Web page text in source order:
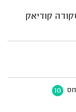
קודיאק
10